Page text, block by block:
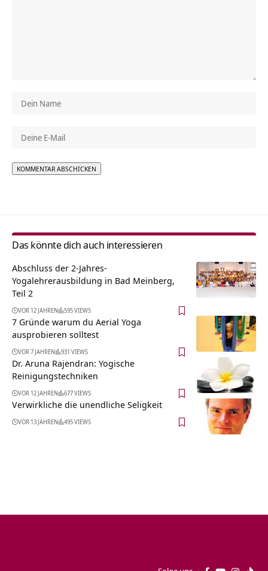
Das könnte dich auch interessieren
Abschluss der 2-Jahres-
Yogalehrerausbildung in Bad Meinberg,
Teil 2
VOR 12 JAHREN 595 VIEWS
7 Gründe warum du Aerial Yoga
ausprobieren solltest
VOR 7 JAHREN 931 VIEWS
Dr. Aruna Rajendran: Yogische
Reinigungstechniken
VOR 12 JAHREN 677 VIEWS
Verwirkliche die unendliche Seligkeit
VOR 13 JAHREN 495 VIEWS